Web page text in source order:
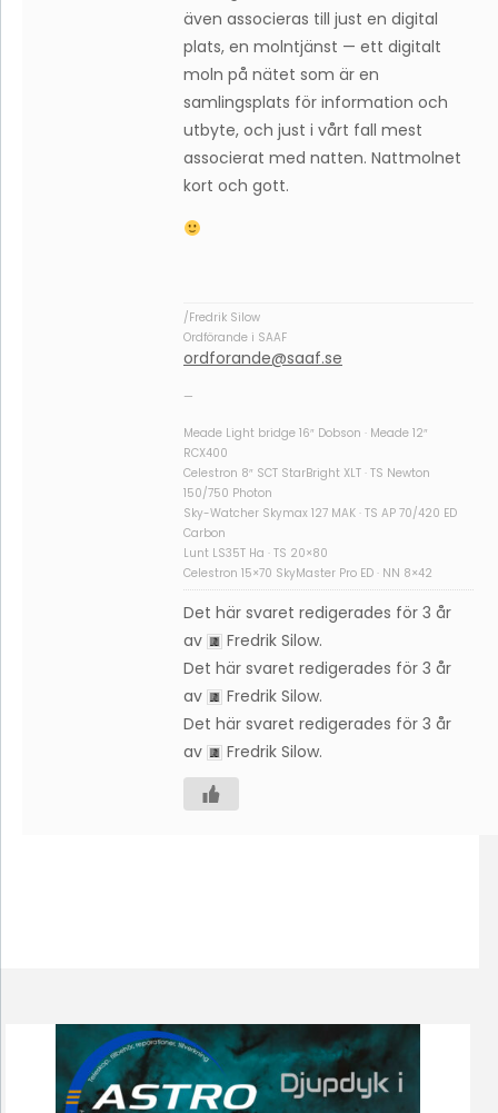
även associeras till just en digital
plats, en molntjänst — ett digitalt
moln på nätet som är en
samlingsplats för information och
utbyte, och just i vårt fall mest
associerat med natten. Nattmolnet
kort och gott.
/Fredrik Silow
Ordförande i SAAF
ordforande@saaf.se
—
Meade Light bridge 16″ Dobson · Meade 12″
RCX400
Celestron 8″ SCT StarBright XLT · TS Newton
150/750 Photon
Sky-Watcher Skymax 127 MAK · TS AP 70/420 ED
Carbon
Lunt LS35T Ha · TS 20×80
Celestron 15×70 SkyMaster Pro ED · NN 8×42
Det här svaret redigerades för 3 år
av
Fredrik Silow.
Det här svaret redigerades för 3 år
av
Fredrik Silow.
Det här svaret redigerades för 3 år
av
Fredrik Silow.